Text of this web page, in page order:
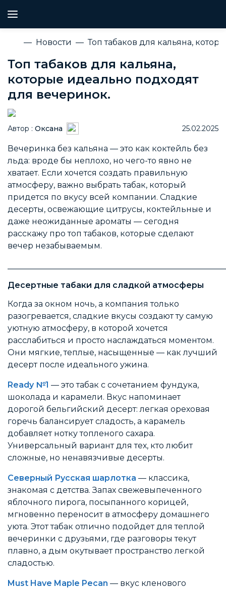
Новости Топ табаков для кальяна,
Топ табаков для кальяна,
которые идеально подходят
для вечеринок.
Автор : Оксана 25.02.2025
Вечеринка без кальяна — это как коктейль без
льда: вроде бы неплохо, но чего-то явно не
хватает. Если хочется создать правильную
атмосферу, важно выбрать табак, который
придется по вкусу всей компании. Сладкие
десерты, освежающие цитрусы, коктейльные и
даже неожиданные ароматы — сегодня
расскажу про топ табаков, которые сделают
вечер незабываемым.
Десертные табаки для сладкой атмосферы
Когда за окном ночь, а компания только
разогревается, сладкие вкусы создают ту самую
уютную атмосферу, в которой хочется
расслабиться и просто наслаждаться моментом.
Они мягкие, теплые, насыщенные — как лучший
десерт после идеального ужина.
Ready №1 — это табак с сочетанием фундука,
шоколада и карамели. Вкус напоминает
дорогой бельгийский десерт: легкая ореховая
горечь балансирует сладость, а карамель
добавляет нотку топленого сахара.
Универсальный вариант для тех, кто любит
сложные, но ненавязчивые десерты.
Северный Русская шарлотка — классика,
знакомая с детства. Запах свежевыпеченного
яблочного пирога, посыпанного корицей,
мгновенно переносит в атмосферу домашнего
уюта. Этот табак отлично подойдет для теплой
вечеринки с друзьями, где разговоры текут
плавно, а дым окутывает пространство легкой
сладостью.
Must Have Maple Pecan — вкус кленового